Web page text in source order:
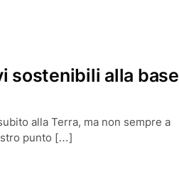
sostenibili alla base
alla Terra, ma non sempre a
punto […]